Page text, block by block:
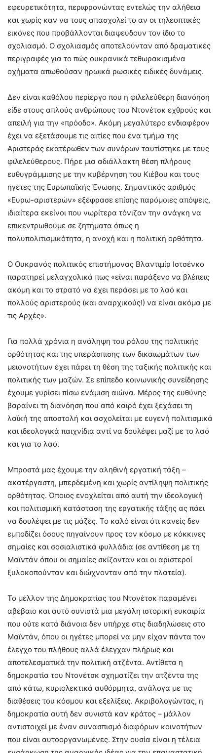
εφευρετικότητα, περιφρονώντας εντελώς την αλήθεια
και χωρίς καν να τους απασχολεί το αν οι τηλεοπτικές
εικόνες που προβάλλονται διαψεύδουν τον ίδιο το
σχολιασμό. Ο σχολιασμός αποτελούνταν από δραματικές
περιγραφές για το πώς ουκρανικά τεθωρακισμένα
οχήματα απωθούσαν ηρωικά ρωσικές ειδικές δυνάμεις.
Δεν είναι καθόλου περίεργο που η φιλελεύθερη διανόηση
είδε στους απλούς ανθρώπους του Ντονέτσκ εχθρούς και
απειλή για την «πρόοδο». Ακόμη μεγαλύτερο ενδιαφέρον
έχει να εξετάσουμε τις αιτίες που ένα τμήμα της
Αριστεράς εκατέρωθεν των συνόρων ταυτίστηκε με τους
φιλελεύθερους. Πήρε μια αδιάλλακτη θέση πλήρους
ευθυγράμμισης με την κυβέρνηση του Κιέβου και τους
ηγέτες της Ευρωπαϊκής Ένωσης. Σημαντικός αριθμός
«Ευρω-αριστερών» εξέφρασε επίσης παρόμοιες απόψεις,
ιδιαίτερα εκείνοι που νωρίτερα τόνιζαν την ανάγκη να
επικεντρωθούμε σε ζητήματα όπως η
πολυπολιτισμικότητα, η ανοχή και η πολιτική ορθότητα.
Ο Ουκρανός πολιτικός επιστήμονας Βλαντιμίρ Ιστσένκο
παρατηρεί μελαγχολικά πως «είναι παράξενο να βλέπεις
ακόμη και το στρατό να έχει περάσει με το λαό και
πολλούς αριστερούς (και αναρχικούς!) να είναι ακόμα με
τις Αρχές».
Για πολλά χρόνια η ανάληψη του ρόλου της πολιτικής
ορθότητας και της υπεράσπισης των δικαιωμάτων των
μειονοτήτων έχει πάρει τη θέση της ταξικής πολιτικής και
πολιτικής των μαζών. Σε επίπεδο κοινωνικής συνείδησης
έχουμε γυρίσει πίσω ενάμιση αιώνα. Μέρος της ευθύνης
βαραίνει τη διανόηση που από καιρό έχει ξεχάσει τη
λαϊκή της αποστολή και ασχολείται με ευγενή πολιτισμικά
και ιδεολογικά παιχνίδια αντί να δουλέψει μαζί με το λαό
και για το λαό.
Μπροστά μας έχουμε την αληθινή εργατική τάξη –
ακατέργαστη, μπερδεμένη και χωρίς αντίληψη πολιτικής
ορθότητας. Όποιος ενοχλείται από αυτή την ιδεολογική
και πολιτισμική κατάσταση της εργατικής τάξης ας πάει
να δουλέψει με τις μάζες. Το καλό είναι ότι κανείς δεν
εμποδίζει όσους πηγαίνουν προς τον κόσμο με κόκκινες
σημαίες και σοσιαλιστικά φυλλάδια (σε αντίθεση με τη
Μαϊντάν όπου οι σημαίες σκίζονταν και οι αριστεροί
ξυλοκοπούνταν και διώχνονταν από την πλατεία).
Το μέλλον της Δημοκρατίας του Ντονέτσκ παραμένει
αβέβαιο και αυτό συνιστά μια μεγάλη ιστορική ευκαιρία
που ούτε κατά διάνοια δεν υπήρχε στις διαδηλώσεις στο
Μαϊντάν, όπου οι ηγέτες μπορεί να μην είχαν πάντα τον
έλεγχο του πλήθους αλλά έλεγχαν πλήρως και
αποτελεσματικά την πολιτική ατζέντα. Αντίθετα η
δημοκρατία του Ντονέτσκ σχηματίζει την ατζέντα της
από κάτω, κυριολεκτικά αυθόρμητα, ανάλογα με τις
διαθέσεις του κόσμου και εξελίξεις. Ακριβολογώντας, η
δημοκρατία αυτή δεν συνιστά καν κράτος – μάλλον
αντιστοιχεί με έναν συνασπισμό διαφόρων κοινοτήτων
που είναι αυτοοργανωμένες. Στην ουσία είναι η τέλεια